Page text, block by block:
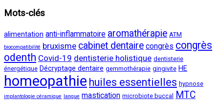
Mots-clés
alimentation anti-inflammatoire aromathérapie ATM
biocompatibilité bruxisme cabinet dentaire congrès congrès
odenth Covid-19 dentisterie holistique dentisterie
énergétique Décryptage dentaire gemmothérapie gingivite HE
homeopathie huiles essentielles hypnose
implantologie céramique langue mastication microbiote buccal MTC